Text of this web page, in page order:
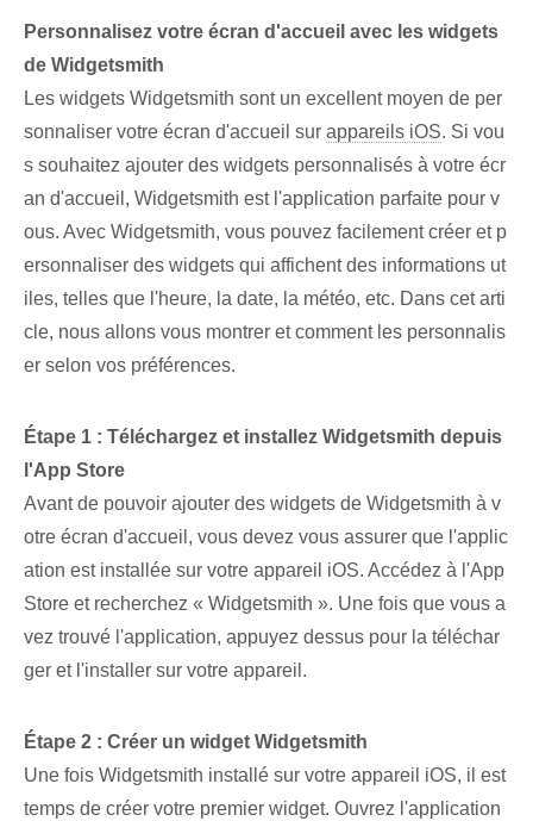
Personnalisez votre écran d'accueil avec les widgets
de Widgetsmith
Les widgets Widgetsmith sont un excellent moyen de per
sonnaliser votre écran d'accueil sur appareils iOS. Si vou
s souhaitez ajouter des widgets personnalisés à votre écr
an d'accueil, Widgetsmith est l'application parfaite pour v
ous. Avec Widgetsmith, vous pouvez facilement créer et p
ersonnaliser des widgets qui affichent des informations ut
iles, telles que l'heure, la date, la météo, etc. Dans cet arti
cle, nous allons vous montrer ‌et comment les personnalis
er‌ selon vos préférences.
Étape 1 : Téléchargez et installez Widgetsmith depuis
l'App Store
Avant de pouvoir ajouter des widgets de Widgetsmith à v
otre écran d'accueil, vous devez vous assurer que l'applic
ation est installée sur votre appareil iOS. Accédez à l'App
Store et recherchez « Widgetsmith ». Une fois que vous a
vez trouvé l'application, appuyez dessus pour la téléchar
ger et l'installer sur votre appareil.
Étape 2 : Créer un widget Widgetsmith
Une fois Widgetsmith installé sur votre appareil iOS, il est
temps de créer votre premier widget. Ouvrez l'application